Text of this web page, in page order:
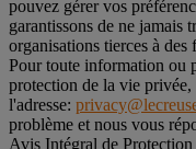
pouvez gérer vos
garantissons de ne jamais
organisations tierces à
Pour toute information ou
protection de la vie
l'adresse:
problème et nous vous
Avis Intégral de